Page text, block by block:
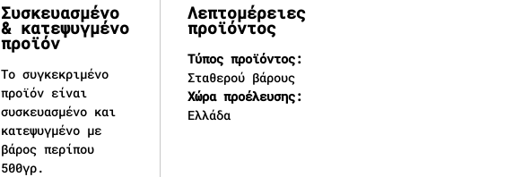
Συσκευασμένο
& κατεψυγμένο
προϊόν
Το συγκεκριμένο
προϊόν είναι
συσκευασμένο και
κατεψυγμένο με
βάρος περίπου
500γρ.
Λεπτομέρειες
προϊόντος
Τύπος προϊόντος:
Σταθερού βάρους
Χώρα προέλευσης:
Ελλάδα